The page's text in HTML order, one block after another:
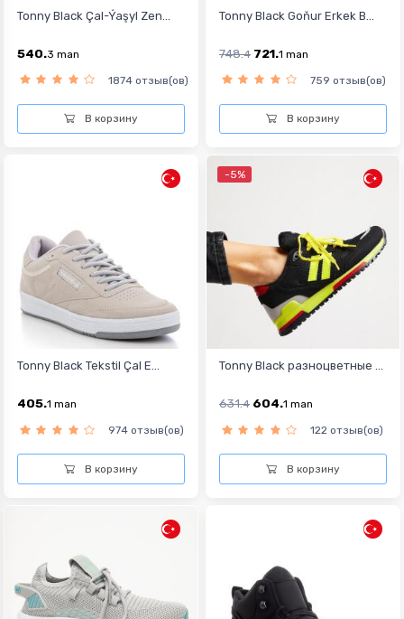
Tonny Black Çal-Ýaşyl Zen...
540.3 man
1874 отзыв(ов)
В корзину
Tonny Black Goňur Erkek B...
748.4 721.1 man
759 отзыв(ов)
В корзину
Tonny Black Tekstil Çal E...
405.1 man
974 отзыв(ов)
В корзину
-5%
Tonny Black разноцветные ...
631.4 604.1 man
122 отзыв(ов)
В корзину